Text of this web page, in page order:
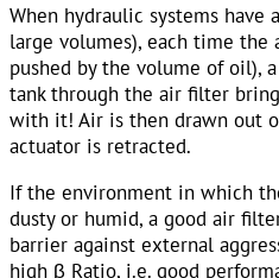
When hydraulic systems
large volumes), each time the
pushed by the volume of oil),
tank through the air filter
with it! Air is then drawn out
actuator is retracted.
If the environment in which
dusty or humid, a good air
barrier against external
high β Ratio, i.e. good